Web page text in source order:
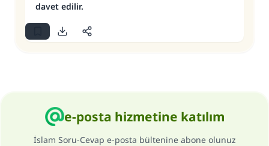
davet edilir.
e-posta hizmetine katılım
İslam Soru-Cevap e-posta bültenine abone olunuz